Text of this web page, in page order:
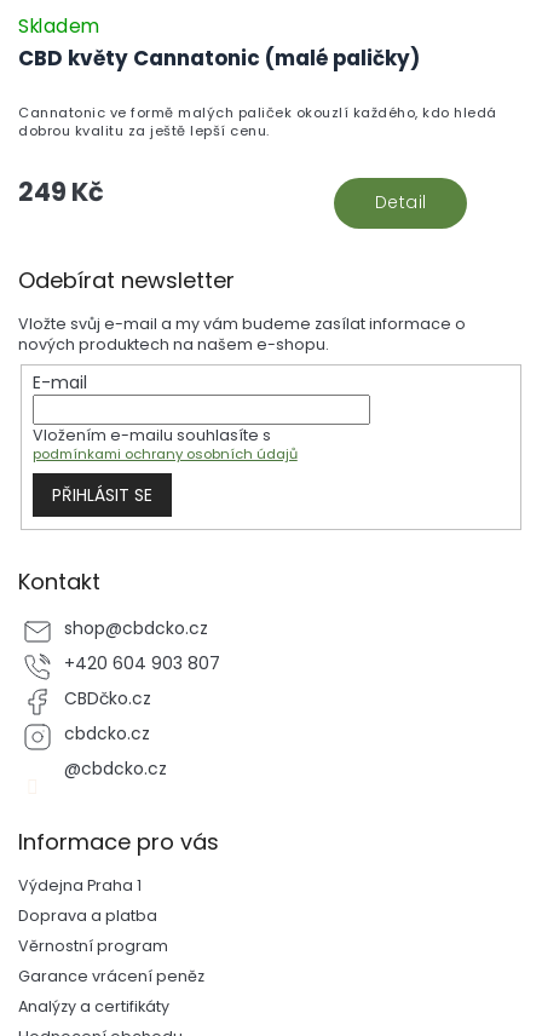
CBD květy Cannatonic (malé paličky)
Skladem
249 Kč Detail
Cannatonic ve formě malých paliček okouzlí každého, kdo hledá
dobrou kvalitu za ještě lepší cenu.
Odebírat newsletter
Vložte svůj e-mail a my vám budeme zasílat informace o
nových produktech na našem e-shopu.
E-mail
Vložením e-mailu souhlasíte s
podmínkami ochrany osobních údajů
PŘIHLÁSIT SE
Kontakt
shop@cbdcko.cz
+420 604 903 807
CBDčko.cz
cbdcko.cz
@cbdcko.cz
Informace pro vás
Výdejna Praha 1
Doprava a platba
Věrnostní program
Garance vrácení peněz
Analýzy a certifikáty